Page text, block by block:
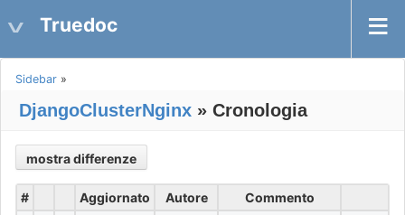
Truedoc
Sidebar »
DjangoClusterNginx » Cronologia
# Aggiornato Autore Commento